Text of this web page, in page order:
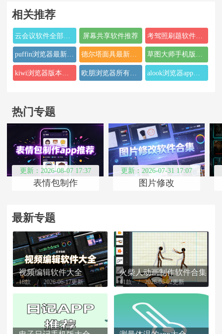
相关推荐
屏幕共享软件推荐
puffin浏览器最新版本大全 德尔塔面具最新版本合集 草图大师手机版本大全
kiwi浏览器版本推荐 欧朋浏览器所有版本合集 alook浏览器app版本合集
热门专题
更新：2026-08-07 17:37
表情包制作
更新：2026-07-31 17:07
图片修改
最新专题
视频编辑软件大全
18款 2026-06-17更新
火柴人动画制作软件合集
11款 2026-06-02更新